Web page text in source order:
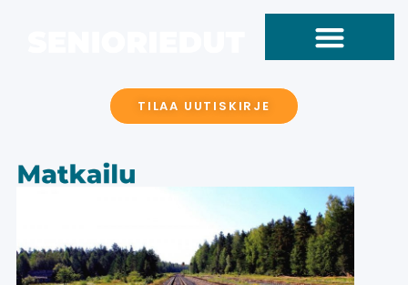
TILAA UUTISKIRJE